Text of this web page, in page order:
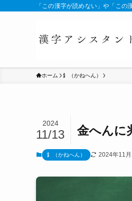
「この漢字が読めない」や「この
ホーム 釒（かねへん）
金へんに
2024
11/13
釒（かねへん） 2024年11月